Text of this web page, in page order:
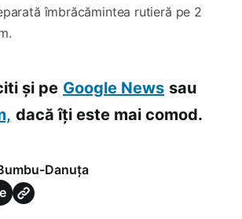
îmbrăcămintea rutieră pe 2
și pe Google News sau
dacă îți este mai comod.
Danuța